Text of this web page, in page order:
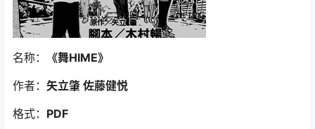
名称： 《舞HIME》
作者： 矢立肇 佐藤健悦
格式： PDF